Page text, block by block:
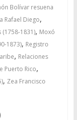
Bolívar resuena
Rafael Diego,
(1758-1831), Moxó
1873), Registro
, Relaciones
Puerto Rico,
, Zea Francisco